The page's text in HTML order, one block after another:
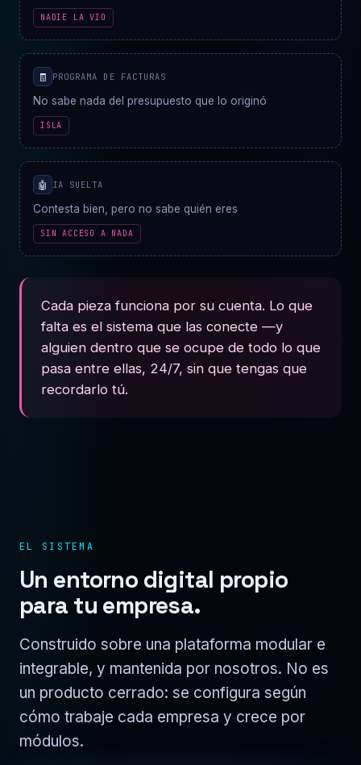
NADIE LA VIO
🧾 PROGRAMA DE FACTURAS
No sabe nada del presupuesto que lo originó
ISLA
🤖 IA SUELTA
Contesta bien, pero no sabe quién eres
SIN ACCESO A NADA
Cada pieza funciona por su cuenta. Lo que
falta es el sistema que las conecte —y
alguien dentro que se ocupe de todo lo que
pasa entre ellas, 24/7, sin que tengas que
recordarlo tú.
EL SISTEMA
Un entorno digital propio
para tu empresa.
Construido sobre una plataforma modular e
integrable, y mantenida por nosotros. No es
un producto cerrado: se configura según
cómo trabaje cada empresa y crece por
módulos.